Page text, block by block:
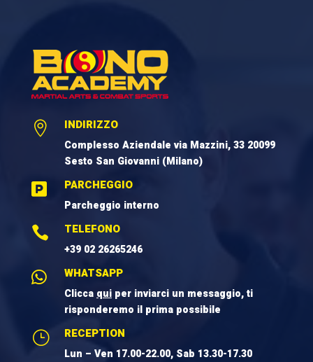
 INDIRIZZO
Complesso Aziendale via Mazzini, 33 20099
Sesto San Giovanni (Milano)
 PARCHEGGIO
Parcheggio interno
 TELEFONO
+39 02 26265246
 WHATSAPP
Cliccaquiper inviarci un messaggio, ti
risponderemo il prima possibile
} RECEPTION
Lun – Ven 17.00-22.00, Sab 13.30-17.30